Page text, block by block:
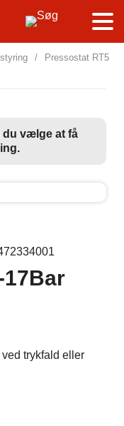
/
Pressostat RT5
du vælge at få
17Bar
trykfald eller